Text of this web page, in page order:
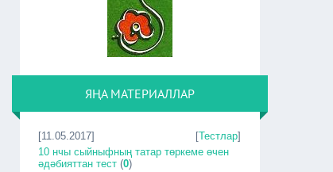
ЯҢА МАТЕРИАЛЛАР
[11.05.2017] [Тестлар]
10 нчы сыйныфның татар төркеме өчен
әдәбияттан тест (0)